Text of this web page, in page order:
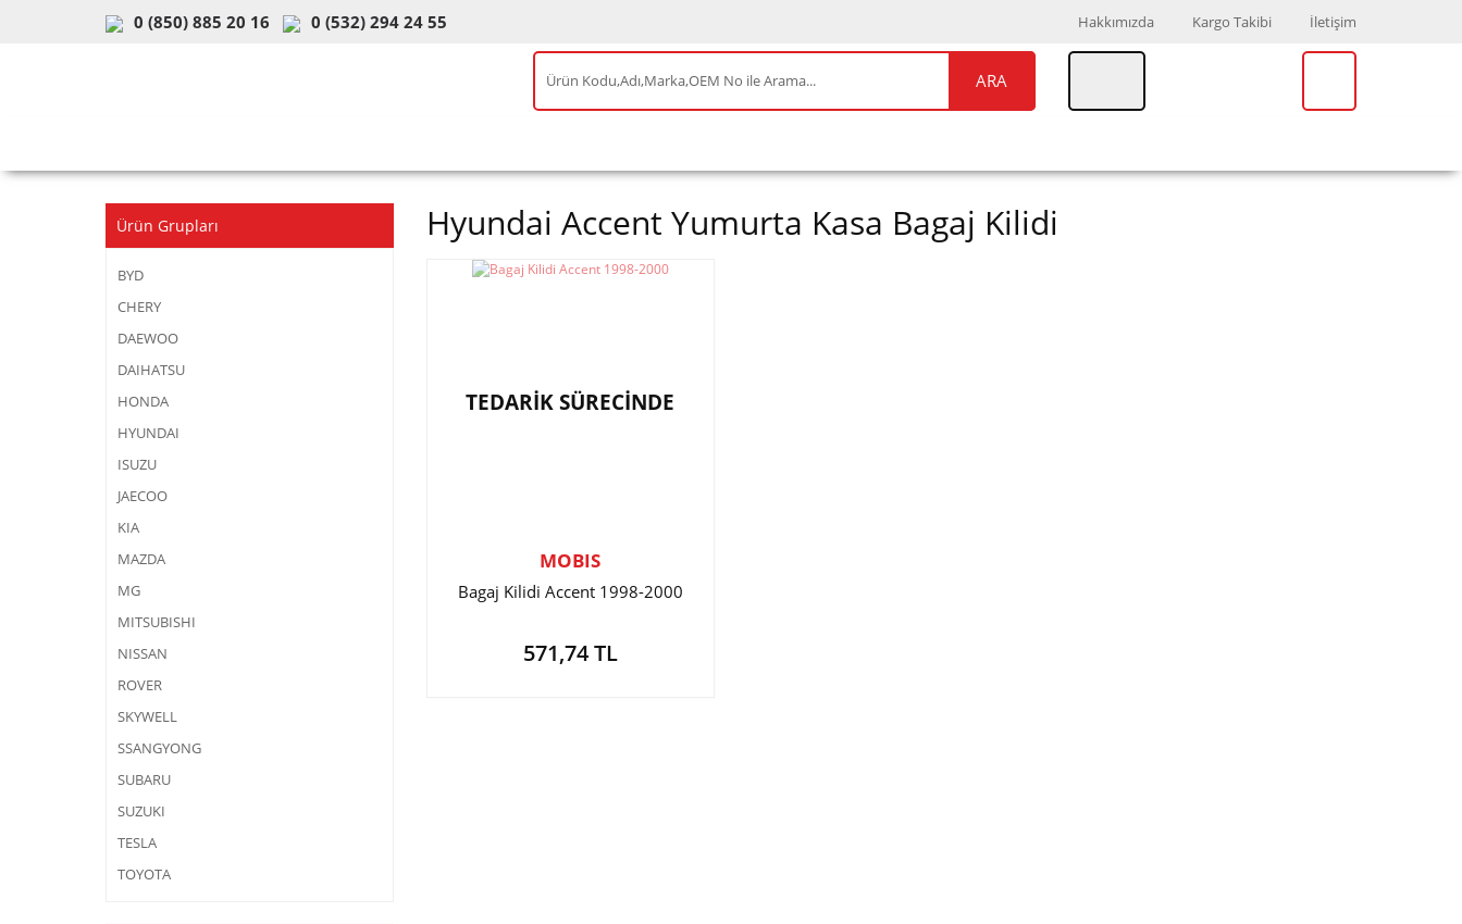
0 (850) 885 20 16 0 (532) 294 24 55 Hakkımızda Kargo Takibi İletişim
ARA
Ürün Grupları
BYD
CHERY
DAEWOO
DAIHATSU
HONDA
HYUNDAI
ISUZU
JAECOO
KIA
MAZDA
MG
MITSUBISHI
NISSAN
ROVER
SKYWELL
SSANGYONG
SUBARU
SUZUKI
TESLA
TOYOTA
Hyundai Accent Yumurta Kasa Bagaj Kilidi
TEDARİK SÜRECİNDE
MOBIS
Bagaj Kilidi Accent 1998-2000
571,74 TL